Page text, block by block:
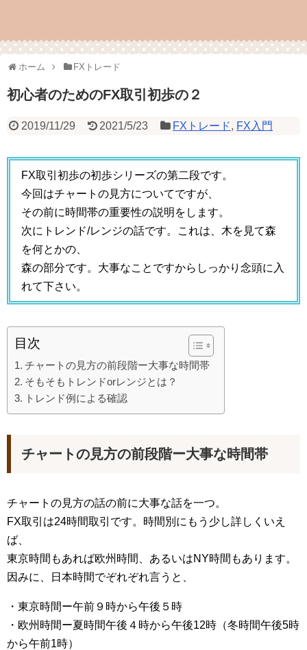
ホーム FXトレード
初心者のためのFX取引初歩の２
2019/11/29 2021/5/23 FXトレード, FX入門
FX取引初歩の初歩シリーズの第二段です。
今回はチャートの見方についてですが、
その前に時間帯の重要性の説明をします。
次にトレンド/レンジの話です。これは、木を見て森
を何とかの、
森の部分です。大事なことですからしっかり念頭に入
れて下さい。
目次
チャートの見方の前段階ー大事な時間帯
そもそもトレンドorレンジとは？
トレンド例による確認
チャートの見方の前段階ー大事な時間帯
チャートの見方の話の前に大事な話を一つ。
FX取引は24時間取引です。時間別にもう少し詳しくいえ
ば、
東京時間もあれば欧州時間、あるいはNY時間もあります。
因みに、日本時間でぞれぞれ言うと、
・東京時間ー午前９時から午後５時
・欧州時間ー夏時間午後４時から午後12時（冬時間午後5時
から午前1時）